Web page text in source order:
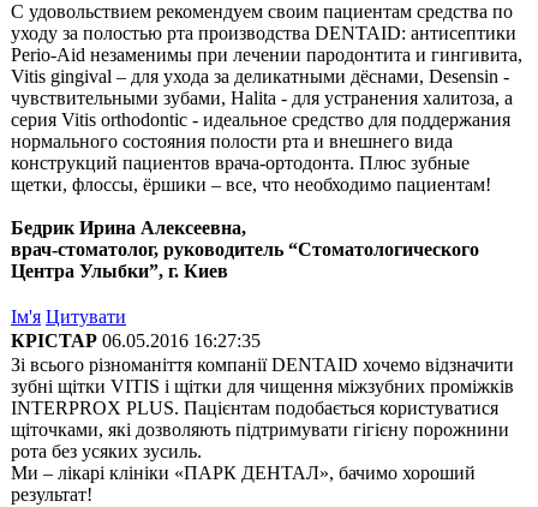
С удовольствием рекомендуем своим пациентам средства по
уходу за полостью рта производства DENTAID: антисептики
Perio-Aid незаменимы при лечении пародонтита и гингивита,
Vitis gingival – для ухода за деликатными дёснами, Desensin -
чувствительными зубами, Halita - для устранения халитоза, а
серия Vitis orthodontic - идеальное средство для поддержания
нормального состояния полости рта и внешнего вида
конструкций пациентов врача-ортодонта. Плюс зубные
щетки, флоссы, ёршики – все, что необходимо пациентам!
Бедрик Ирина Алексеевна,
врач-стоматолог, руководитель “Стоматологического
Центра Улыбки”, г. Киев
Ім'я Цитувати
КРІСТАР 06.05.2016 16:27:35
Зі всього різноманіття компанії DENTAID хочемо відзначити
зубні щітки VITIS і щітки для чищення міжзубних проміжків
INTERPROX PLUS. Пацієнтам подобається користуватися
щіточками, які дозволяють підтримувати гігієну порожнини
рота без усяких зусиль.
Ми – лікарі клініки «ПАРК ДЕНТАЛ», бачимо хороший
результат!